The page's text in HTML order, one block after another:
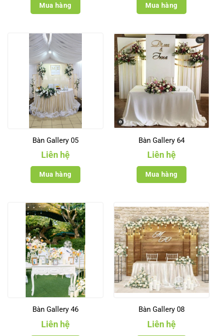
Mua hàng Mua hàng
Bàn Gallery 05
Liên hệ
Mua hàng
Bàn Gallery 64
Liên hệ
Mua hàng
Bàn Gallery 46
Liên hệ
Bàn Gallery 08
Liên hệ